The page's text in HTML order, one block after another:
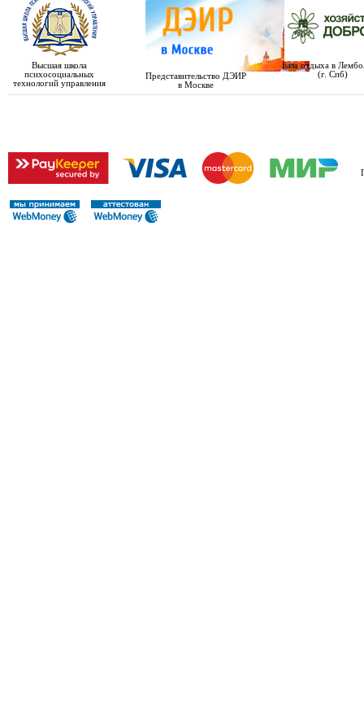
Высшая школа
психосоциальных
технологий управления
Представительство ДЭИР
в Москве
База отдыха в
(г. Спб)